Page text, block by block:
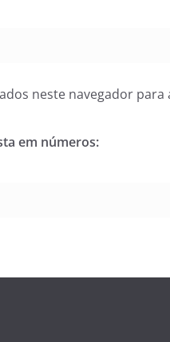
neste navegador
em números: